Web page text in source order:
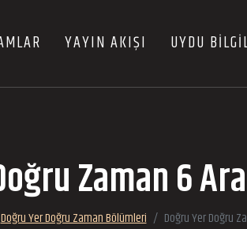
YAYIN AKIŞI UYDU
Zaman 6
Doğru Yer Doğru Zaman Bölümleri Doğru Yer Doğru